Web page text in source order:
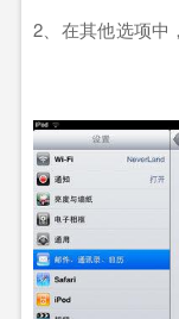
2 、在其他选项中